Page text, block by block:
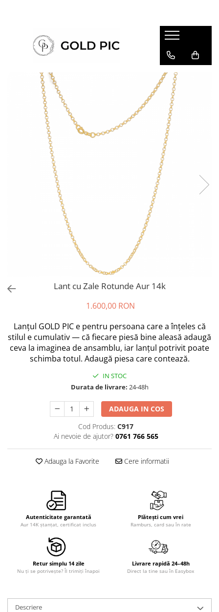
Lant cu Zale Rotunde Aur 14k
1.600,00 RON
Lanțul GOLD PIC e pentru persoana care a înțeles că
stilul e cumulativ — că fiecare piesă bine aleasă adaugă
ceva la imaginea de ansamblu, iar lanțul potrivit poate
schimba totul. Adaugă piesa care contează.
IN STOC
Durata de livrare: 24-48h
ADAUGA IN COS
Cod Produs: C917
Ai nevoie de ajutor? 0761 766 565
Adauga la Favorite Cere informatii
Autenticitate garantată
Aur 14K ștanțat, certificat inclus
Plătești cum vrei
Ramburs, card sau în rate
Retur simplu 14 zile
Nu ți se potrivește? Îl trimiți înapoi
Livrare rapidă 24–48h
Direct la tine sau în Easybox
Descriere